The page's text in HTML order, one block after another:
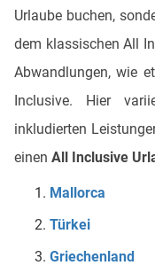
Urlaube buchen,
dem klassischen All
Abwandlungen, wie
Inclusive. Hier
inkludierten
einen All Inclusive
Mallorca
Türkei
Griechenland